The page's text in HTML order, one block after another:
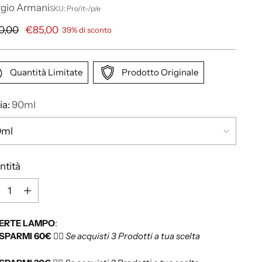
ArmaniSKU: Pro/it-/p/e
€85,00 39% di sconto
Quantità Limitate Prodotto Originale
90ml
LAMPO:
60€👉🏻 Se acquisti 3 Prodotti a tua scelta